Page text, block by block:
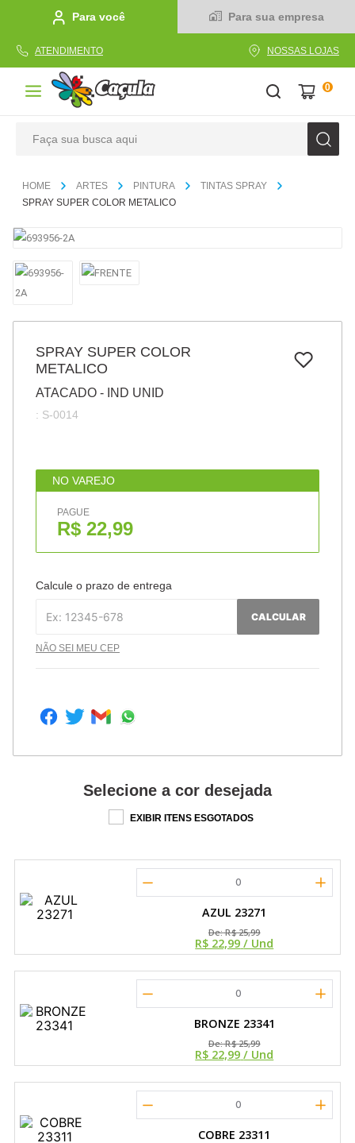
Para você Para sua empresa
ATENDIMENTO NOSSAS LOJAS
0
ARTES PINTURA
TINTAS SPRAY
SPRAY SUPER COLOR METALICO
SPRAY SUPER COLOR
METALICO
ATACADO - IND UNID
: S-0014
NO VAREJO
PAGUE
R$ 22,99
Calcule o prazo de entrega
CALCULAR
NÃO SEI MEU CEP
Selecione a cor desejada
EXIBIR ITENS ESGOTADOS
0
AZUL 23271
De: R$ 25,99
R$ 22,99 / Und
0
BRONZE 23341
De: R$ 25,99
R$ 22,99 / Und
0
COBRE 23311
1º caderno
2
pincel
cola
barbante